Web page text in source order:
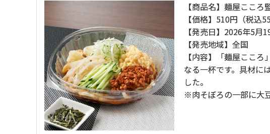
【商品名】麺屋ここ
【価格】510円（税込
【発売日】2026年5月
【発売地域】全国
【内容】「麺屋ここ
なる一杯です。具材に
した。
※肉そぼろの一部に大